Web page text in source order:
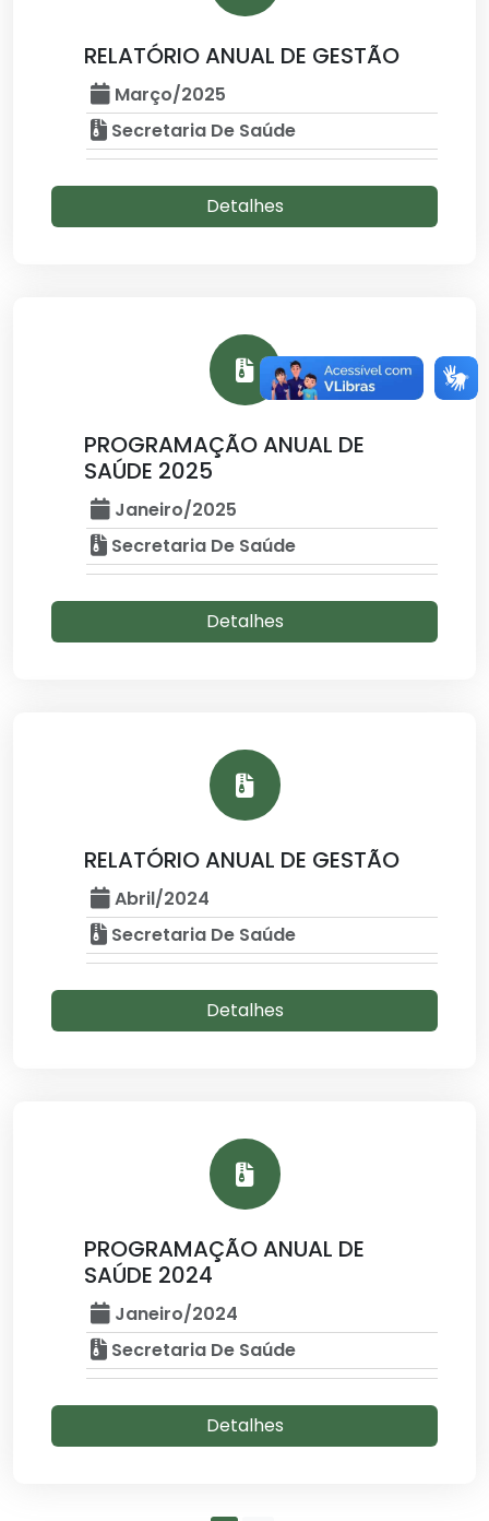
RELATÓRIO ANUAL DE GESTÃO
Março/2025
Secretaria De Saúde
Detalhes
PROGRAMAÇÃO ANUAL DE
SAÚDE 2025
Janeiro/2025
Secretaria De Saúde
Detalhes
RELATÓRIO ANUAL DE GESTÃO
Abril/2024
Secretaria De Saúde
Detalhes
PROGRAMAÇÃO ANUAL DE
SAÚDE 2024
Janeiro/2024
Secretaria De Saúde
Detalhes